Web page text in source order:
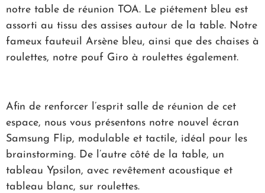
notre table de réunion TOA. Le piétement bleu est
assorti au tissu des assises autour de la table. Notre
fameux fauteuil Arsène bleu, ainsi que des chaises à
roulettes, notre pouf Giro à roulettes également.
Afin de renforcer l’esprit salle de réunion de cet
espace, nous vous présentons notre nouvel écran
Samsung Flip, modulable et tactile, idéal pour les
brainstorming. De l’autre côté de la table, un
tableau Ypsilon, avec revêtement acoustique et
tableau blanc, sur roulettes.